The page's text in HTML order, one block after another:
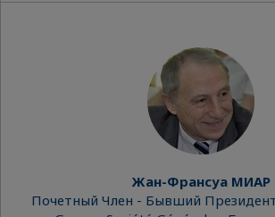
Жан-Франсуа МИАР
Почетный Член - Бывший